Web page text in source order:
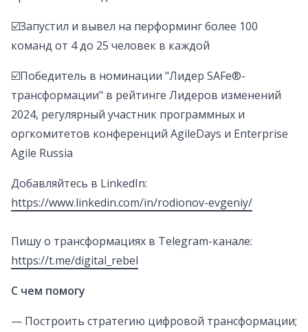
☑️Запустил и вывел на перформинг более 100
команд от 4 до 25 человек в каждой
☑️Победитель в номинации "Лидер SAFe®-
трансформации" в рейтинге Лидеров изменений
2024, регулярный участник программных и
оргкомитетов конференций AgileDays и Enterprise
Agile Russia
Добавляйтесь в LinkedIn:
https://www.linkedin.com/in/rodionov-evgeniy/
Пишу о трансформациях в Telegram-канале:
https://t.me/digital_rebel
С чем помогу
— Построить стратегию цифровой трансформации;